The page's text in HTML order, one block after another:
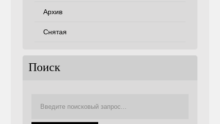
Архив
Снятая
Поиск